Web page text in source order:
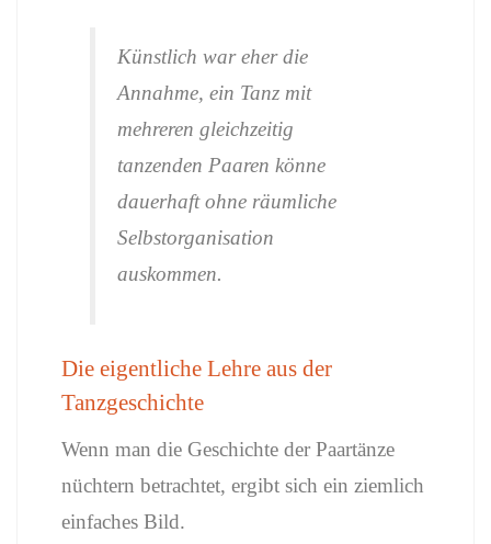
Künstlichwareherdie
Annahme,ein Tanz mit
mehrerengleichzeitig
tanzenden Paarenkönne
dauerhaftohne räumliche
Selbstorganisation
auskommen.
Die eigentliche Lehre aus der
Tanzgeschichte
Wenn man die Geschichte der Paartänze
nüchtern betrachtet, ergibt sich ein ziemlich
einfaches Bild.